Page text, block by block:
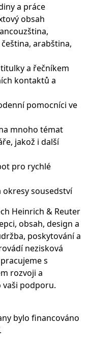
a práce
obsah
arabština,
a řečníkem
kontaktů a
pomocníci ve
mnoho témat
jakož i další
pro rychlé
sousedství
Heinrich & Reuter
obsah, design a
poskytování a
nezisková
s
rozvoji a
vaši podporu.
bylo financováno